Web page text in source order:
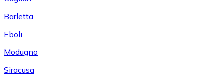
Barletta
Eboli
Modugno
Siracusa